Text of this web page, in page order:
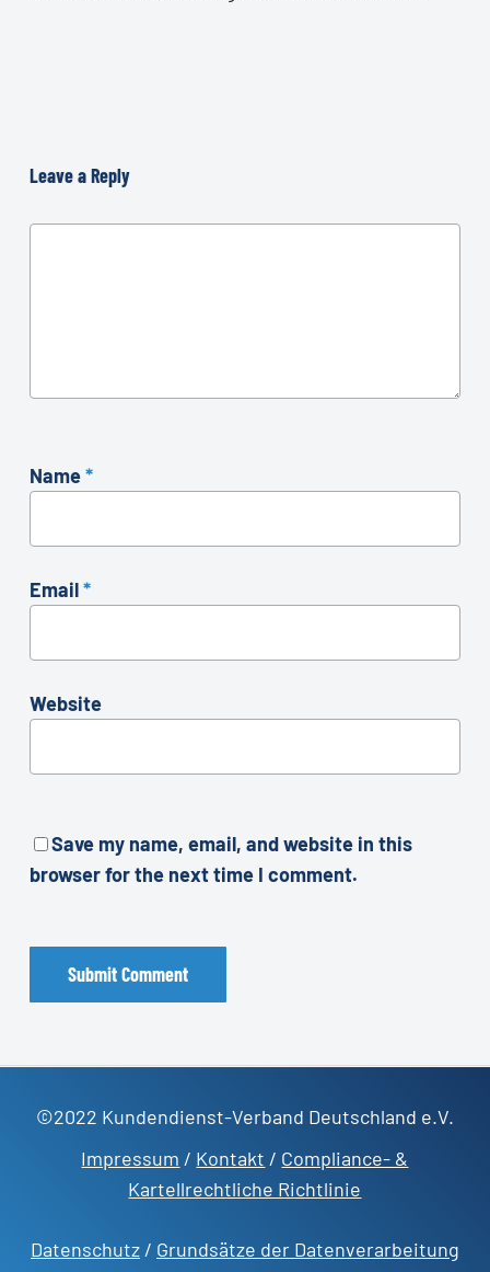
Leave a Reply
Name*
Email*
Website
Save my name, email, and website in this
browser for the next time I comment.
©2022 Kundendienst-Verband Deutschland e.V.
Impressum / Kontakt / Compliance- &
Kartellrechtliche Richtlinie
Datenschutz/ Grundsätze der Datenverarbeitung